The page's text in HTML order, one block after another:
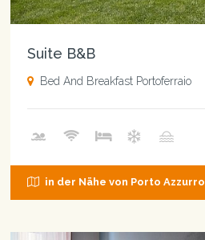
Suite B&B
Bed And Breakfast Portoferraio
in der Nähe von Porto Azzurro